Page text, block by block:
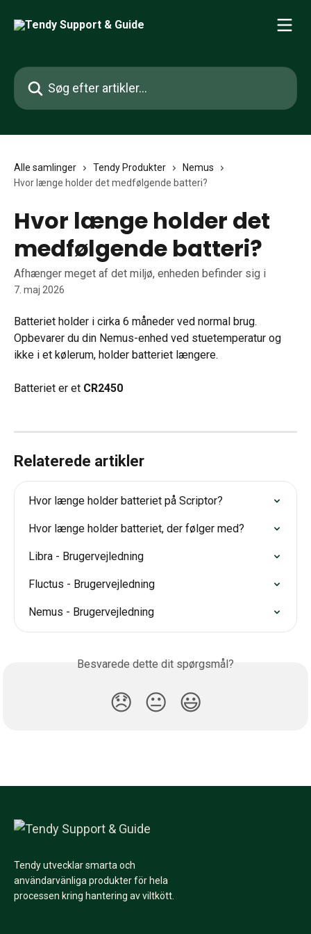
Søg efter artikler...
Alle samlinger Tendy Produkter
Nemus
Hvor længe holder det medfølgende batteri?
Hvor længe holder det
medfølgende batteri?
Afhænger meget af det miljø, enheden befinder sig i
7. maj 2026
Batteriet holder i cirka 6 måneder ved normal brug.
Opbevarer du din Nemus-enhed ved stuetemperatur og
ikke i et kølerum, holder batteriet længere.
Batteriet er et CR2450
Relaterede artikler
Hvor længe holder batteriet på Scriptor?
Hvor længe holder batteriet, der følger med?
Libra - Brugervejledning
Fluctus - Brugervejledning
Nemus - Brugervejledning
Besvarede dette dit spørgsmål?
😞 😐 😃
Tendy utvecklar smarta och
användarvänliga produkter för hela
processen kring hantering av viltkött.